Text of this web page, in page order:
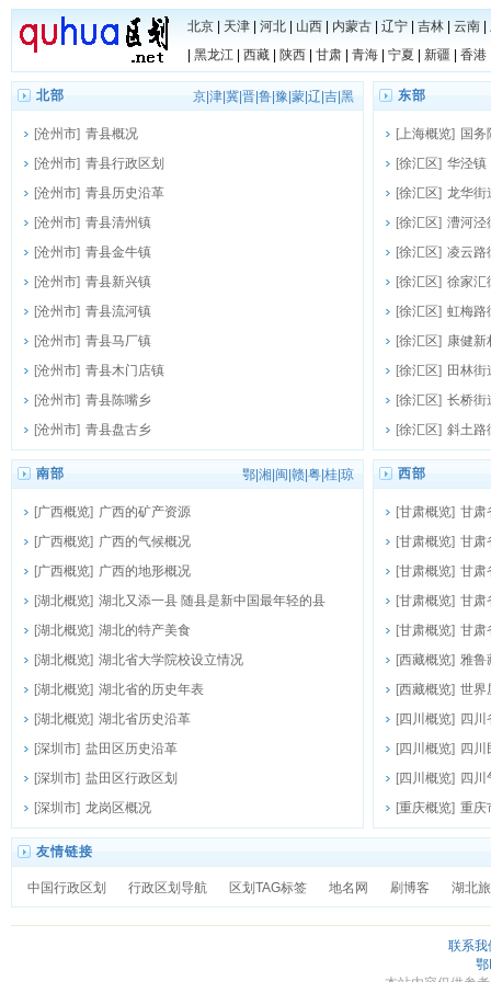
北京 天津 河北 山西 内蒙古 辽宁 吉林 云南
黑龙江 西藏 陕西 甘肃 青海 宁夏 新疆 香港
北部 京 津 冀 晋 鲁 豫 蒙 辽 吉 黑
[沧州市] 青县概况
[沧州市] 青县行政区划
[沧州市] 青县历史沿革
[沧州市] 青县清州镇
[沧州市] 青县金牛镇
[沧州市] 青县新兴镇
[沧州市] 青县流河镇
[沧州市] 青县马厂镇
[沧州市] 青县木门店镇
[沧州市] 青县陈嘴乡
[沧州市] 青县盘古乡
东部
[上海概览] 国
东新区
[徐汇区] 华泾镇
[徐汇区] 龙华街
[徐汇区] 漕河泾
[徐汇区] 凌云路
[徐汇区] 徐家汇
[徐汇区] 虹梅路
[徐汇区] 康健新
[徐汇区] 田林街
[徐汇区] 长桥街
[徐汇区] 斜土路
南部 鄂 湘 闽 赣 粤 桂 琼
[广西概览] 广西的矿产资源
[广西概览] 广西的气候概况
[广西概览] 广西的地形概况
[湖北概览] 湖北又添一县 随县是新中国最年轻的县
[湖北概览] 湖北的特产美食
[湖北概览] 湖北省大学院校设立情况
[湖北概览] 湖北省的历史年表
[湖北概览] 湖北省历史沿革
[深圳市] 盐田区历史沿革
[深圳市] 盐田区行政区划
[深圳市] 龙岗区概况
西部
[甘肃概览] 甘肃
[甘肃概览] 甘肃
[甘肃概览] 甘肃
[甘肃概览] 甘肃
[甘肃概览] 甘肃
[西藏概览] 雅鲁
[西藏概览] 世界
[四川概览] 四川
[四川概览] 四川
[四川概览] 四川
[重庆概览] 重庆
友情链接
中国行政区划 行政区划导航 区划TAG标签 地名网 刷博客 湖北
联系我